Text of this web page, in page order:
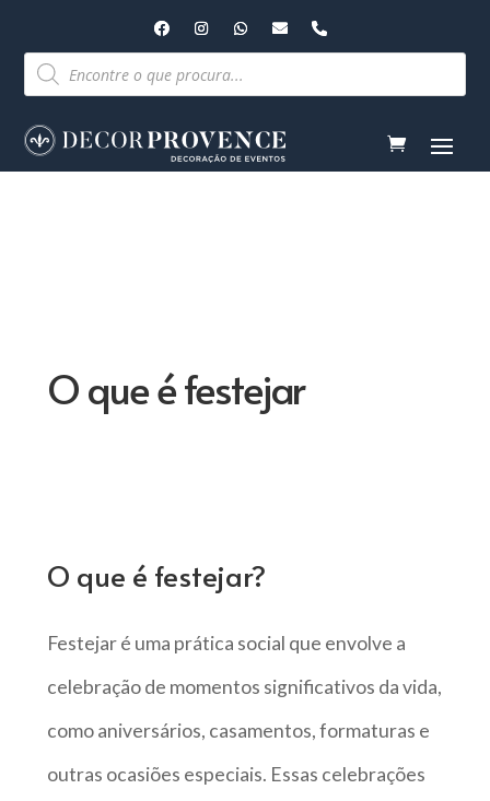
Pesquisar
produtos
O que é festejar
O que é festejar?
Festejar é uma prática social que envolve a
celebração de momentos significativos da vida,
como aniversários, casamentos, formaturas e
outras ocasiões especiais. Essas celebrações